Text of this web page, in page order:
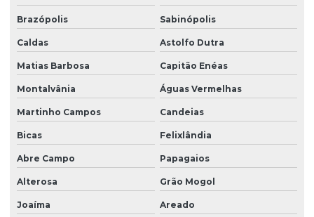
Brazópolis Sabinópolis
Caldas Astolfo Dutra
Matias Barbosa Capitão Enéas
Montalvânia Águas Vermelhas
Martinho Campos Candeias
Bicas Felixlândia
Abre Campo Papagaios
Alterosa Grão Mogol
Joaíma Areado